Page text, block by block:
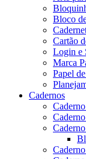
Bloco
Cartão
Login e
Marca
Papel
Cadernos